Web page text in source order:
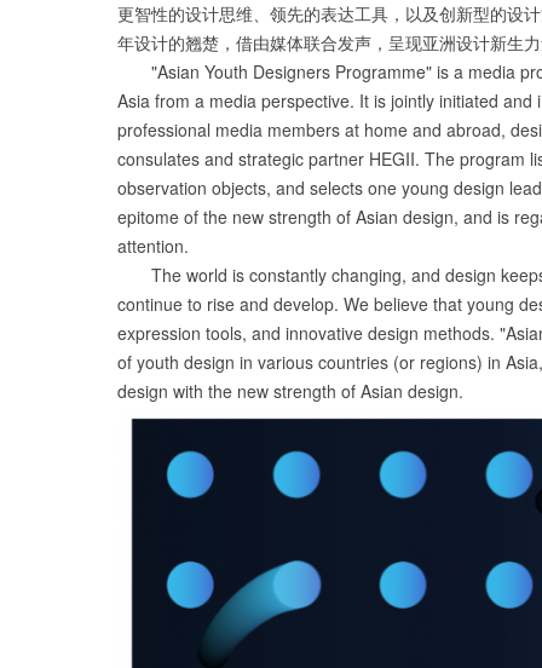
更智性的设计思维、领先的表达工具，以及创新型的设
年设计的翘楚，借由媒体联合发声，呈现亚洲设计新生力
"Asian Youth Designers Programme" is a media
Asia from a media perspective. It is jointly initiated
professional media members at home and abroad,
consulates and strategic partner HEGII. The program
observation objects, and selects one young design
epitome of the new strength of Asian design, and is
attention.
The world is constantly changing, and design
continue to rise and develop. We believe that young
expression tools, and innovative design methods.
of youth design in various countries (or regions) in
design with the new strength of Asian design.